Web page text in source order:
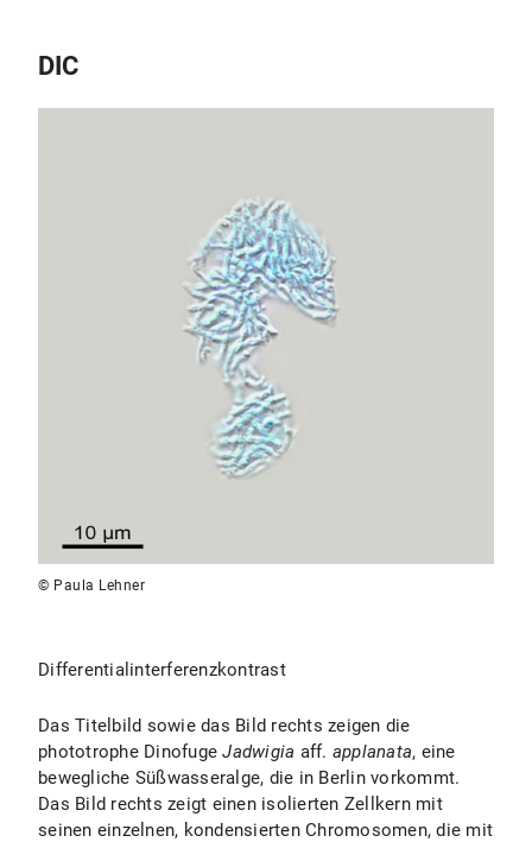
DIC
© Paula Lehner
Differentialinterferenzkontrast
Das Titelbild sowie das Bild rechts zeigen die
phototrophe DinofugeJadwigia aff. applanata, eine
bewegliche Süßwasseralge, die in Berlin vorkommt.
Das Bild rechts zeigt einen isolierten Zellkern mit
seinen einzelnen, kondensierten Chromosomen, die mit